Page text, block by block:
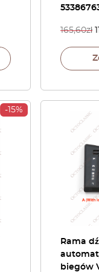
165,60zł
-15%
Rama
biegów